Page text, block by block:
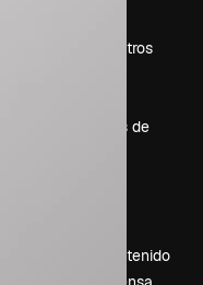
Sobre nosotros
Tendencias de
Vender contenido